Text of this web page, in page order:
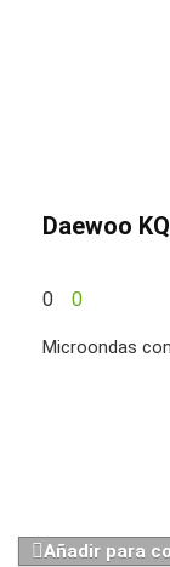
Daewoo
0 0
Microondas
Añadir para